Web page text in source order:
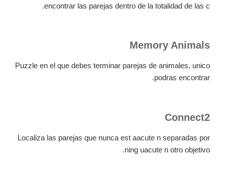
encontrar las parejas dentro de la totalidad de las c.
Memory Animals
Puzzle en el que debes terminar parejas de animales, unico
podras encontrar.
Connect2
Localiza las parejas que nunca est aacute n separadas por
ning uacute n otro objetivo.